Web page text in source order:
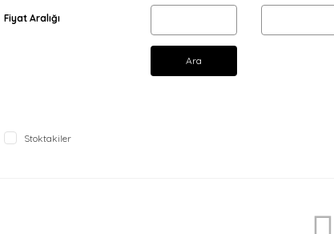
Fiyat Aralığı
Ara
Stoktakiler